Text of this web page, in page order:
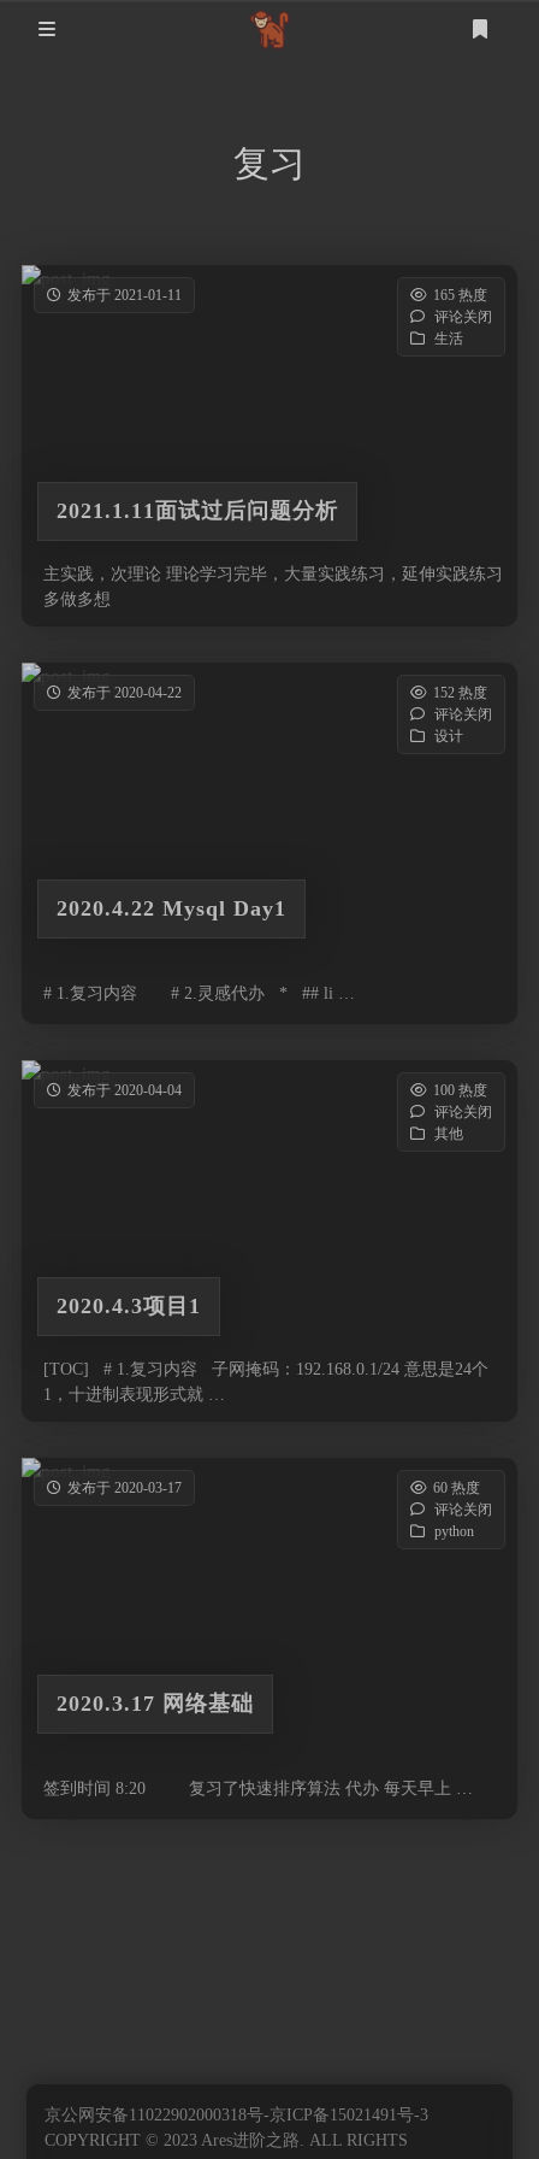
设计
复习
发布于 2021-01-11
165 热度
评论关闭
生活
2021.1.11面试过后问题分析
主实践，次理论 理论学习完毕，大量实践练习，延伸实践练习
多做多想
发布于 2020-04-22
152 热度
评论关闭
设计
2020.4.22 Mysql Day1
# 1.复习内容 # 2.灵感代办 * ## li …
发布于 2020-04-04
100 热度
评论关闭
其他
2020.4.3项目1
[TOC] # 1.复习内容 子网掩码：192.168.0.1/24 意思是24个
1，十进制表现形式就 …
发布于 2020-03-17
60 热度
评论关闭
python
2020.3.17 网络基础
签到时间 8:20 复习了快速排序算法 代办 每天早上 …
京公网安备11022902000318号-京ICP备15021491号-3
COPYRIGHT © 2023 Ares进阶之路. ALL RIGHTS